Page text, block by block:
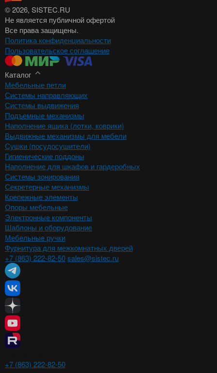
© 2026, SISTEC.RU
Не является публичной офертой
Все права защищены.
Политика конфиденциальности
Пользовательское соглашение
Каталог
Мебельные петли
Системы направляющих
Системы выдвижения
Подъемные механизмы
Наполнение ящика (лотки, коврики)
Выдвижные механизмы для мебели
Сушки (посудосушители)
Гигиенические поддоны
Наполнение для шкафов и гардеробных
Системы зонирования
Секретерные механизмы
Крепежные элементы
Опоры мебельные
Электронные компоненты
Шаблоны и оборудование
Мебельные ручки
Фурнитура для межкомнатных дверей
+7 (863) 222-82-50sales@sistec.ru
+7 (863) 222-82-50